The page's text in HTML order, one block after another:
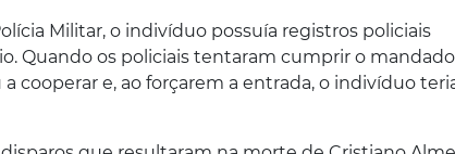
Militar, o indivíduo possuía registros policiais
Quando os policiais tentaram cumprir o
cooperar e, ao forçarem a entrada, o indivíduo